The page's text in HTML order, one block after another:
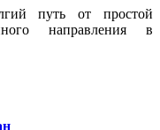
путь от простой
направления в